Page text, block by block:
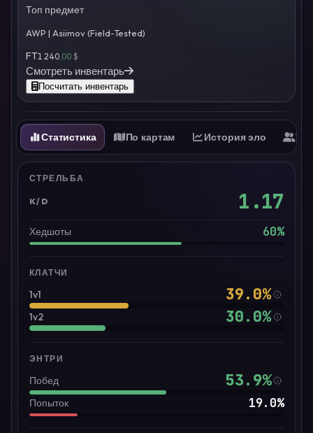
Топ предмет
AWP | Asiimov (Field-Tested)
FT1 240 ,00 $
Смотреть инвентарь
Посчитать инвентарь
Статистика По картам История эло
СТРЕЛЬБА
K/D 1.17
Хедшоты 60%
КЛАТЧИ
1v1 39.0%
1v2 30.0%
ЭНТРИ
Побед 53.9%
Попыток 19.0%